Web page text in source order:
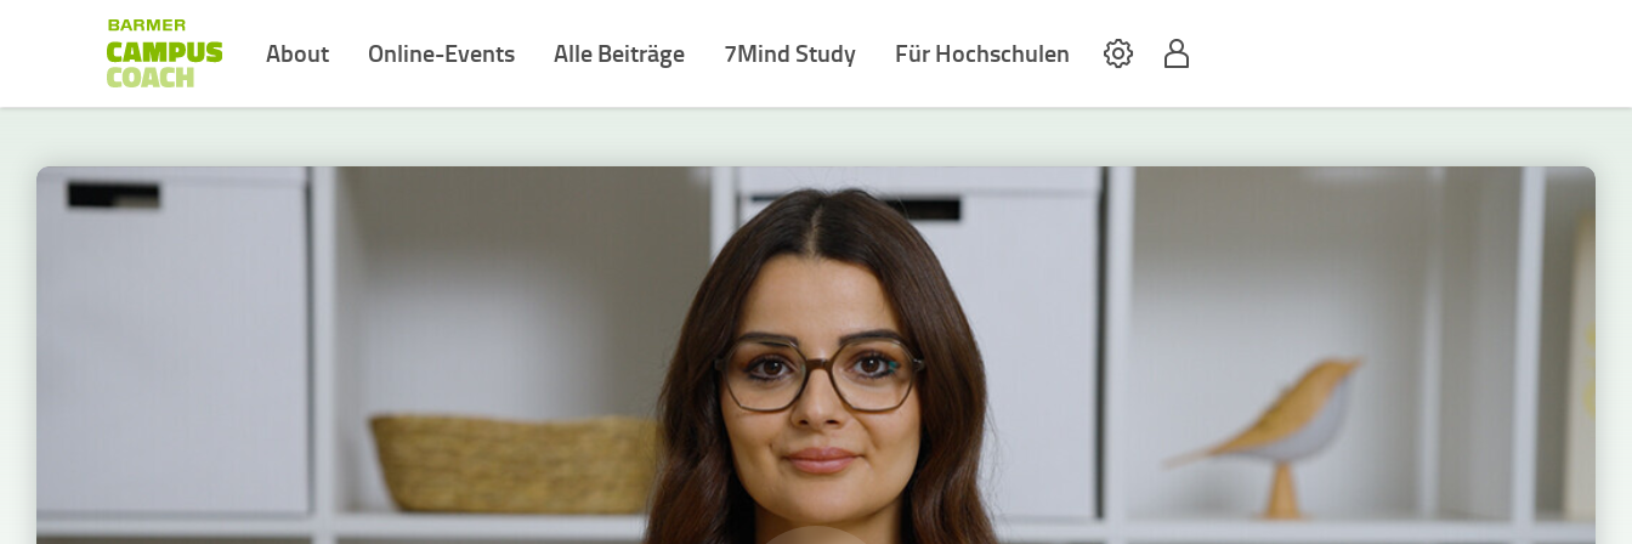
About Online-Events Alle Beiträge 7Mind Study Für Hochschulen SettingsProfil